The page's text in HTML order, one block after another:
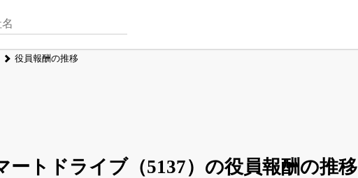
役員報酬の推移
ートドライブ（5137）の役員報酬の推移